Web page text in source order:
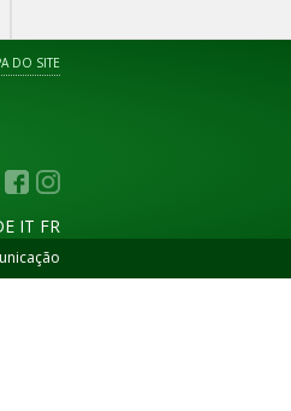
DO SITE
IT FR